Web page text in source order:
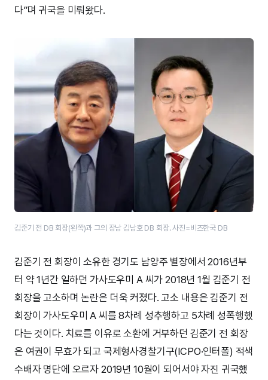
다”며 귀국을 미뤄왔다.
김준기 전 DB 회장(왼쪽)과 그의 장남 김남호 DB 회장. 사진=비즈한국 DB
김준기 전 회장이 소유한 경기도 남양주 별장에서 2016년부
터 약 1년간 일하던 가사도우미 A 씨가 2018년 1월 김준기 전
회장을 고소하며 논란은 더욱 커졌다. 고소 내용은 김준기 전
회장이 가사도우미 A 씨를 8차례 성추행하고 5차례 성폭행했
다는 것이다. 치료를 이유로 소환에 거부하던 김준기 전 회장
은 여권이 무효가 되고 국제형사경찰기구(ICPO·인터폴) 적색
수배자 명단에 오르자 2019년 10월이 되어서야 자진 귀국했